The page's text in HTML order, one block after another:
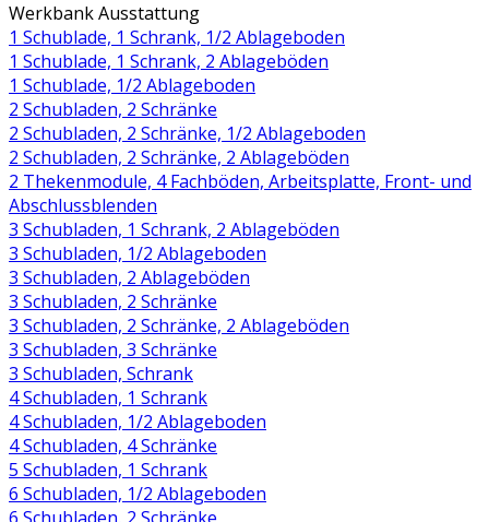
Werkbank Ausstattung
1 Schublade, 1 Schrank, 1/2 Ablageboden
1 Schublade, 1 Schrank, 2 Ablageböden
1 Schublade, 1/2 Ablageboden
2 Schubladen, 2 Schränke
2 Schubladen, 2 Schränke, 1/2 Ablageboden
2 Schubladen, 2 Schränke, 2 Ablageböden
2 Thekenmodule, 4 Fachböden, Arbeitsplatte, Front- und
Abschlussblenden
3 Schubladen, 1 Schrank, 2 Ablageböden
3 Schubladen, 1/2 Ablageboden
3 Schubladen, 2 Ablageböden
3 Schubladen, 2 Schränke
3 Schubladen, 2 Schränke, 2 Ablageböden
3 Schubladen, 3 Schränke
3 Schubladen, Schrank
4 Schubladen, 1 Schrank
4 Schubladen, 1/2 Ablageboden
4 Schubladen, 4 Schränke
5 Schubladen, 1 Schrank
6 Schubladen, 1/2 Ablageboden